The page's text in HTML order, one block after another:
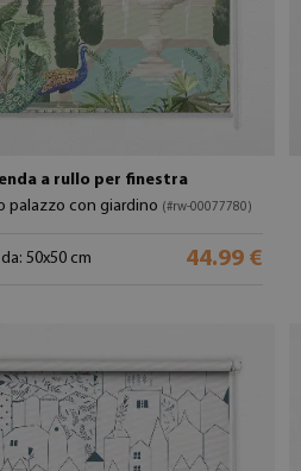
a rullo per finestra
palazzo con giardino (#rw-00077780)
50x50 cm 44.99 €